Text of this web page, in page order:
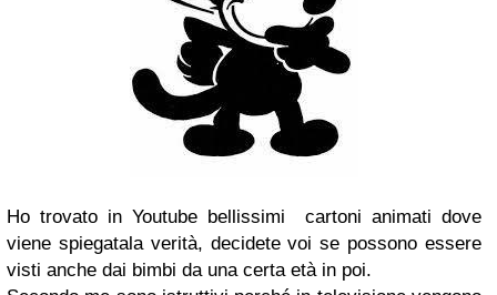
Ho trovato in Youtube bellissimi cartoni animati dove
viene spiegatala verità, decidete voi se possono essere
visti anche dai bimbi da una certa età in poi.